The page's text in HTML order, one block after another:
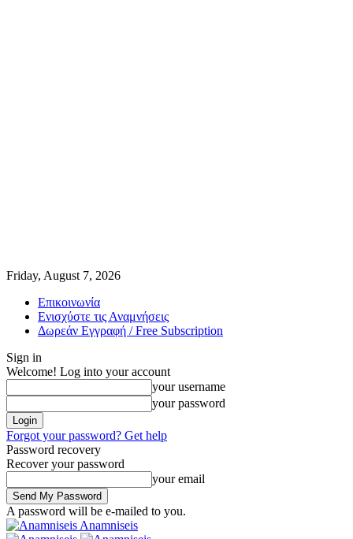
Friday, August 7, 2026
Επικοινωνία
Ενισχύστε τις Αναμνήσεις
Δωρεάν Εγγραφή / Free Subscription
Sign in
Welcome! Log into your account
your username
your password
Forgot your password? Get help
Password recovery
Recover your password
your email
A password will be e-mailed to you.
Anamniseis